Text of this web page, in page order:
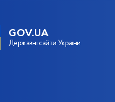
GOV.UA
Державні сайти України